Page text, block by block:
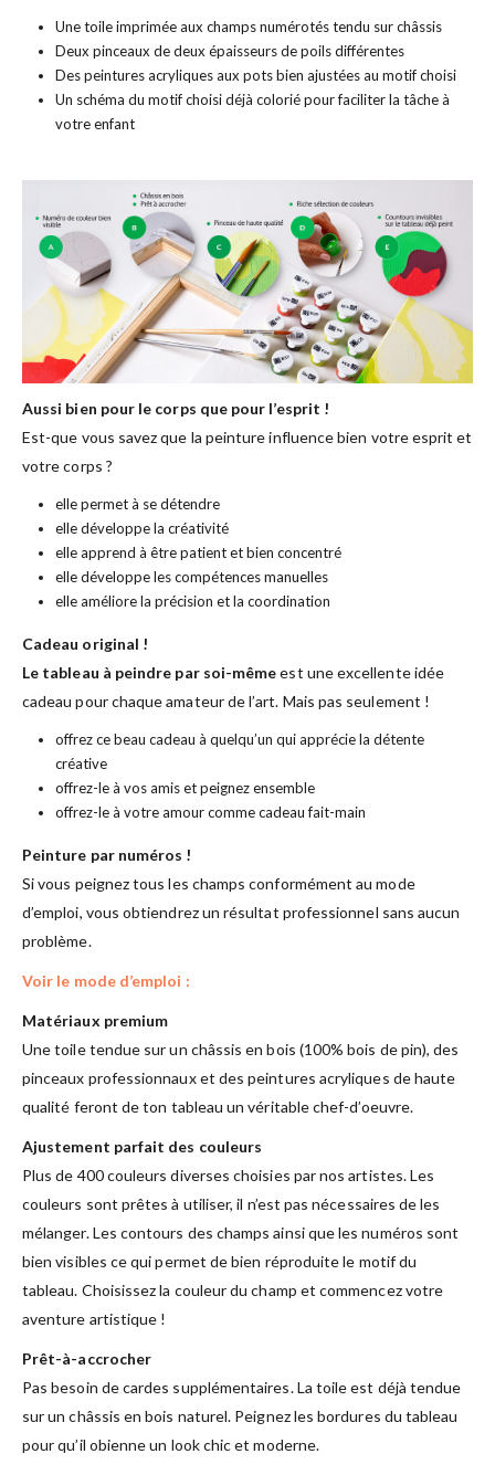
Une toile imprimée aux champs numérotés tendu sur châssis
Deux pinceaux de deux épaisseurs de poils différentes
Des peintures acryliques aux pots bien ajustées au motif choisi
Un schéma du motif choisi déjà colorié pour faciliter la tâche à
votre enfant
Aussi bien pour le corps que pour l’esprit !
Est-que vous savez que la peinture influence bien votre esprit et
votre corps ?
elle permet à se détendre
elle développe la créativité
elle apprend à être patient et bien concentré
elle développe les compétences manuelles
elle améliore la précision et la coordination
Cadeau original !
Le tableau à peindre par soi-mêmeest une excellente idée
cadeau pour chaque amateur de l’art. Mais pas seulement !
offrez ce beau cadeau à quelqu’un qui apprécie la détente
créative
offrez-le à vos amis et peignez ensemble
offrez-le à votre amour comme cadeau fait-main
Peinture par numéros !
Si vous peignez tous les champs conformément au mode
d’emploi, vous obtiendrez un résultat professionnel sans aucun
problème.
Voir le mode d’emploi :
Matériaux premium
Une toile tendue sur un châssis en bois (100% bois de pin), des
pinceaux professionnaux et des peintures acryliques de haute
qualité feront de ton tableau un véritable chef-d’oeuvre.
Ajustement parfait des couleurs
Plus de 400 couleurs diverses choisies par nos artistes. Les
couleurs sont prêtes à utiliser, il n’est pas nécessaires de les
mélanger. Les contours des champs ainsi que les numéros sont
bien visibles ce qui permet de bien réproduite le motif du
tableau. Choisissez la couleur du champ et commencez votre
aventure artistique !
Prêt-à-accrocher
Pas besoin de cardes supplémentaires. La toile est déjà tendue
sur un châssis en bois naturel. Peignez les bordures du tableau
pour qu’il obienne un look chic et moderne.